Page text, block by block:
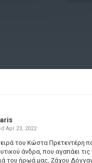
Apr 23, 2022
του Κώστα Πρετεντέρη
άνδρα, που αγαπάει
του ήρωά μας, Ζάχου